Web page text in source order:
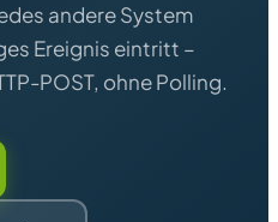
andere System
Ereignis eintritt –
POST, ohne Polling.